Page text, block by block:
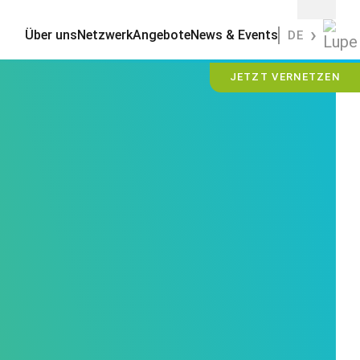
Über unsNetzwerkAngeboteNews & Events DE
JETZT VERNETZEN